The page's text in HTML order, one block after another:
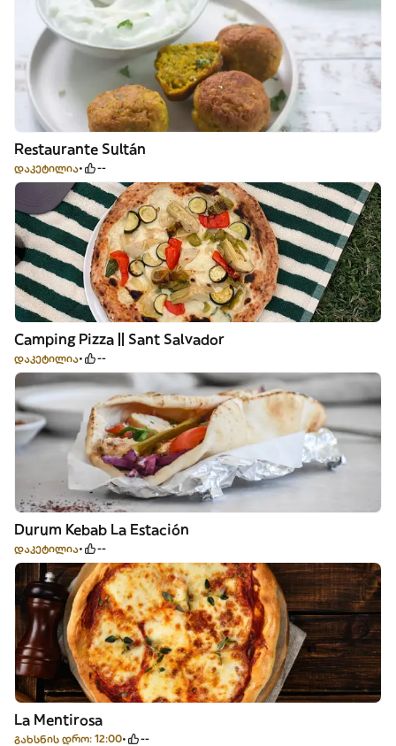
Restaurante Sultán
დაკეტილია --
Camping Pizza || Sant Salvador
დაკეტილია --
Durum Kebab La Estación
დაკეტილია --
La Mentirosa
გახსნის დრო: 12:00 --